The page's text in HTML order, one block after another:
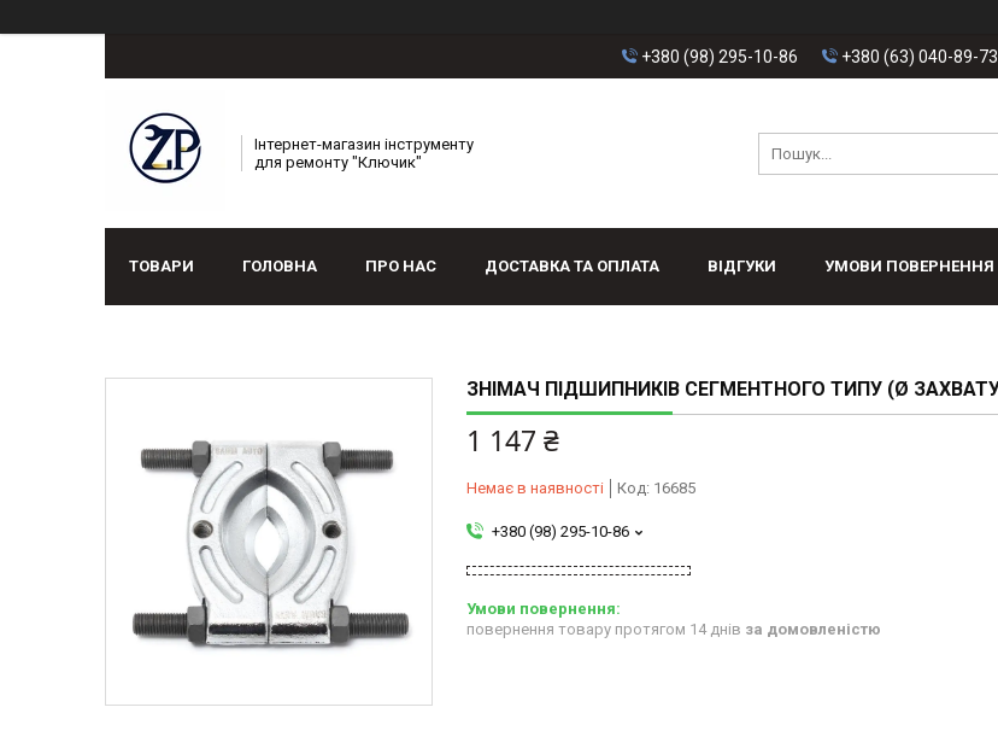
+380 (98) 295-10-86 +380 (63) 040-89-73
Інтернет-магазин інструменту
для ремонту "Ключик"
ТОВАРИ ГОЛОВНА ПРО НАС ДОСТАВКА ТА ОПЛАТА ВІДГУКИ УМОВИ ПОВЕРНЕННЯ
ЗНІМАЧ ПІДШИПНИКІВ СЕГМЕНТНОГО ТИПУ (Ø
1 147 ₴
Немає в наявності Код: 16685
+380 (98) 295-10-86
повернення товару протягом 14 днів за домовленістю